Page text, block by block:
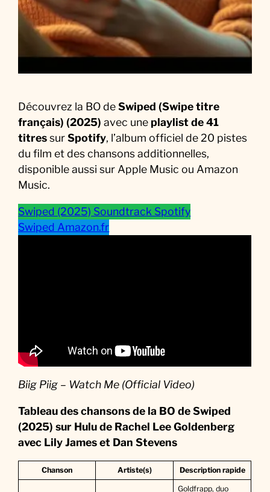
i
l
m
Découvrez la BO deSwiped (Swipe titre
français) (2025)avec une playlist de 41
titressurSpotify, l’album officiel de 20 pistes
du film et des chansons additionnelles,
disponible aussi sur Apple Music ou Amazon
Music.
Swiped (2025) Soundtrack Spotify
Swiped Amazon.fr
Biig Piig – Watch Me (Official Video)
Tableau des chansons de la BO de Swiped
(2025) sur Hulu de Rachel Lee Goldenberg
avec Lily James et Dan Stevens
Chanson Artiste(s) Description rapide
Goldfrapp, duo